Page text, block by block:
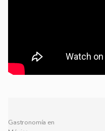
Gastronomía en